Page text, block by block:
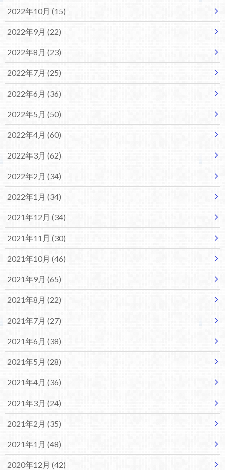
2022年10月 (15)
2022年9月 (22)
2022年8月 (23)
2022年7月 (25)
2022年6月 (36)
2022年5月 (50)
2022年4月 (60)
2022年3月 (62)
2022年2月 (34)
2022年1月 (34)
2021年12月 (34)
2021年11月 (30)
2021年10月 (46)
2021年9月 (65)
2021年8月 (22)
2021年7月 (27)
2021年6月 (38)
2021年5月 (28)
2021年4月 (36)
2021年3月 (24)
2021年2月 (35)
2021年1月 (48)
2020年12月 (42)